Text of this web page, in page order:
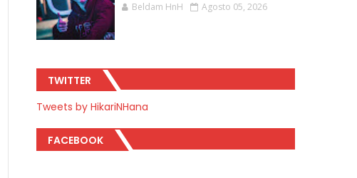
Beldam HnH Agosto 05, 2026
TWITTER
Tweets by HikariNHana
FACEBOOK